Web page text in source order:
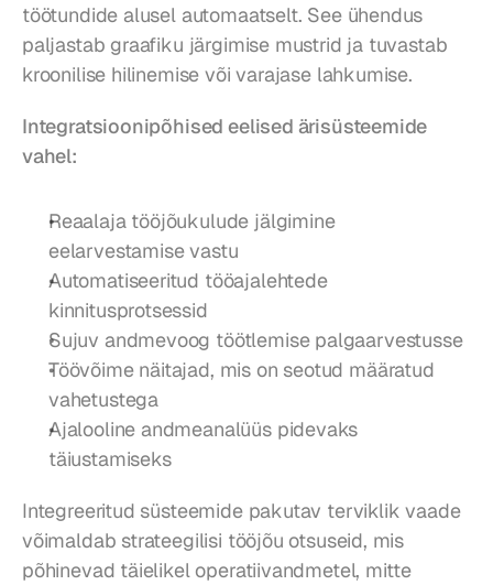
töötundide alusel automaatselt. See ühendus
paljastab graafiku järgimise mustrid ja tuvastab
kroonilise hilinemise või varajase lahkumise.
Integratsioonipõhised eelised ärisüsteemide
vahel:
Reaalaja tööjõukulude jälgimine
eelarvestamise vastu
Automatiseeritud tööajalehtede
kinnitusprotsessid
Sujuv andmevoog töötlemise palgaarvestusse
Töövõime näitajad, mis on seotud määratud
vahetustega
Ajalooline andmeanalüüs pidevaks
täiustamiseks
Integreeritud süsteemide pakutav terviklik vaade
võimaldab strateegilisi tööjõu otsuseid, mis
põhinevad täielikel operatiivandmetel, mitte